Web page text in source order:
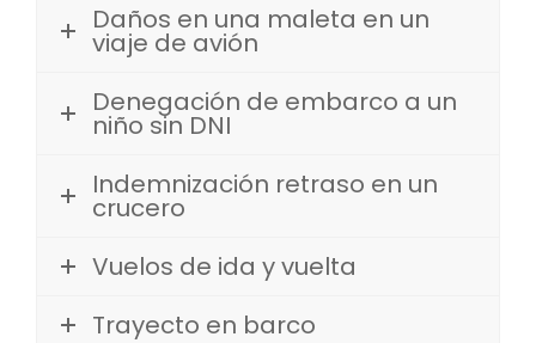
Daños en una maleta en un
viaje de avión
Denegación de embarco a un
niño sin DNI
Indemnización retraso en un
crucero
Vuelos de ida y vuelta
Trayecto en barco